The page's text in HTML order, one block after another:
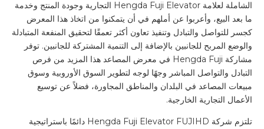
الشاملة لعلامة Hengda Fuji Elevator التجارية وجودة المنتج وخدمة
ما بعد البيع، وأعربوا عن أملهم في أن يتمكنوا من اتخاذ هذا المعرض
كجسر للتواصل والتبادل وتنفيذ تعاون أكثر تعمقًا لتحقيق المنفعة المتبادلة
والوضع المربح للجانبين بالإضافة إلى التنمية المشتركة للجانبين. توفر
مشاركة Hengda Fuji في معرض المصاعد هذا المزيد من فرص
التبادل والتواصل المباشر وجهًا لوجه لتطوير السوق الأوروبية وسوق
مبيعات المصاعد في البلدان والمناطق المجاورة، فضلاً عن توسيع
الأعمال التجارية الخارجية.
تلتزم شركة Hengda Fuji Elevator FUJIHD دائمًا باستراتيجية